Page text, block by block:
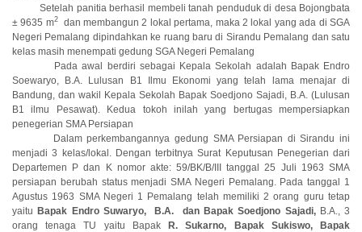
Setelah panitia berhasil membeli tanah penduduk di desa Bojongbata
± 9635 m2
dan membangun 2 lokal pertama, maka 2 lokal yang ada di SGA
Negeri Pemalang dipindahkan ke ruang baru di Sirandu Pemalang dan satu
kelas masih menempati gedung SGA Negeri Pemalang
Pada awal berdiri sebagai Kepala Sekolah adalah Bapak Endro
Soewaryo, B.A. Lulusan B1 Ilmu Ekonomi yang telah lama menajar di
Bandung, dan wakil Kepala Sekolah Bapak Soedjono Sajadi, B.A. (Lulusan
B1 ilmu Pesawat). Kedua tokoh inilah yang bertugas mempersiapkan
penegerian SMA Persiapan
Dalam perkembangannya gedung SMA Persiapan di Sirandu ini
menjadi 3 kelas/lokal. Dengan terbitnya Surat Keputusan Penegerian dari
Departemen P dan K nomor akte: 59/BK/B/III tanggal 25 Juli 1963 SMA
persiapan berubah status menjadi SMA Negeri Pemalang. Pada tanggal 1
Agustus 1963 SMA Negeri 1 Pemalang telah memiliki 2 orang guru tetap
yaituBapak Endro Suwaryo, B.A. dan Bapak Soedjono Sajadi,B.A., 3
orang tenaga TU yaitu BapakR. Sukarno, Bapak Sukiswo, Bapak